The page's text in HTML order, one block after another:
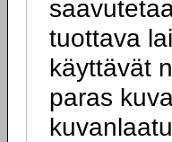
tuottava
käyttävät
paras